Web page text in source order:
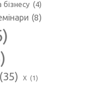
бізнесу (4)
(8)
(35) Х (1)